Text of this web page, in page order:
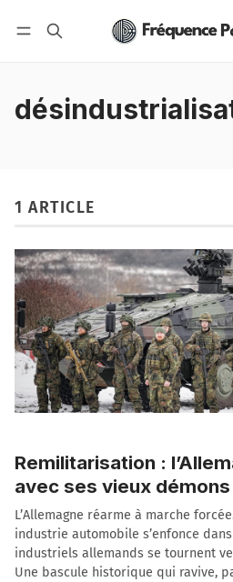
Nous
1 ARTICLE
Remilitarisation :
avec ses vieux démons
L’Allemagne réarme à marche
industrie automobile s’enfonce
industriels allemands se tournent
Une bascule historique qui ravive,